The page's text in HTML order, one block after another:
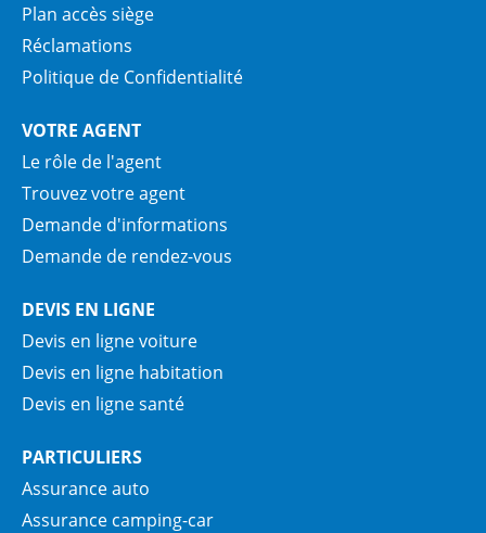
Plan accès siège
Réclamations
Politique de Confidentialité
VOTRE AGENT
Le rôle de l'agent
Trouvez votre agent
Demande d'informations
Demande de rendez-vous
DEVIS EN LIGNE
Devis en ligne voiture
Devis en ligne habitation
Devis en ligne santé
PARTICULIERS
Assurance auto
Assurance camping-car